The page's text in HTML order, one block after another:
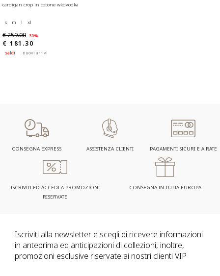
cardigan crop in cotone wkdvodka
s m l xl
€ 259.00 -30%
€ 181.30
saldi nuovi arrivi
CONSEGNA EXPRESS ASSISTENZA CLIENTI PAGAMENTI SICURI E A RATE
ISCRIVITI ED ACCEDI A PROMOZIONI
RISERVATE
CONSEGNA IN TUTTA EUROPA
Iscriviti alla newsletter e scegli di ricevere informazioni
in anteprima ed anticipazioni di collezioni, inoltre,
promozioni esclusive riservate ai nostri clienti VIP